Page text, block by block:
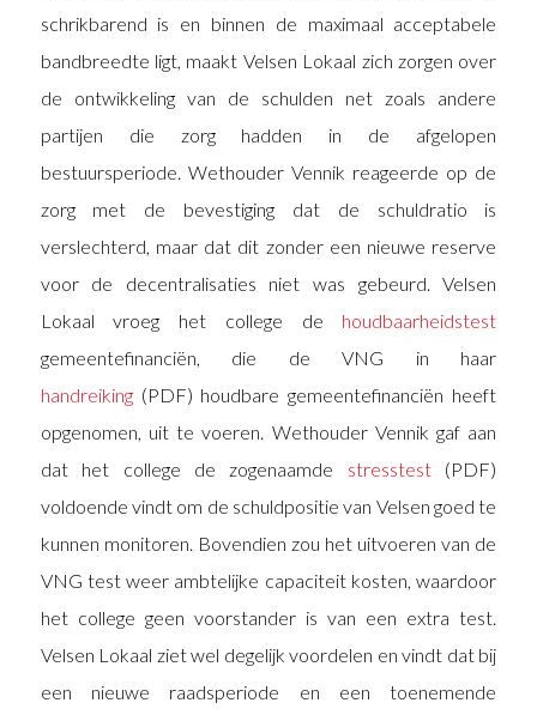
schrikbarend is en binnen de maximaal acceptabele
bandbreedte ligt, maakt Velsen Lokaal zich zorgen over
de ontwikkeling van de schulden net zoals andere
partijen die zorg hadden in de afgelopen
bestuursperiode. Wethouder Vennik reageerde op de
zorg met de bevestiging dat de schuldratio is
verslechterd, maar dat dit zonder een nieuwe reserve
voor de decentralisaties niet was gebeurd. Velsen
Lokaal vroeg het college de houdbaarheidstest
gemeentefinanciën, die de VNG in haar
handreiking(PDF) houdbare gemeentefinanciën heeft
opgenomen, uit te voeren. Wethouder Vennik gaf aan
dat het college de zogenaamde stresstest(PDF)
voldoende vindt om de schuldpositie van Velsen goed te
kunnen monitoren. Bovendien zou het uitvoeren van de
VNG test weer ambtelijke capaciteit kosten, waardoor
het college geen voorstander is van een extra test.
Velsen Lokaal ziet wel degelijk voordelen en vindt dat bij
een nieuwe raadsperiode en een toenemende